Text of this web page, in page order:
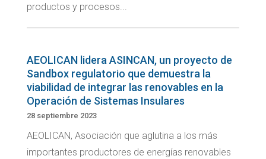
productos y procesos...
AEOLICAN lidera ASINCAN, un proyecto de
Sandbox regulatorio que demuestra la
viabilidad de integrar las renovables en la
Operación de Sistemas Insulares
28 septiembre 2023
AEOLICAN, Asociación que aglutina a los más
importantes productores de energías renovables